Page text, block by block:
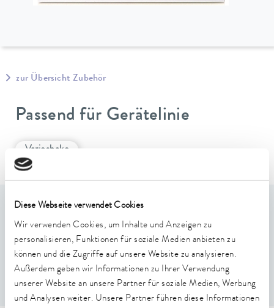
Diese Webseite verwendet Cookies
Wir verwenden Cookies, um Inhalte und Anzeigen zu
personalisieren, Funktionen für soziale Medien anbieten zu
können und die Zugriffe auf unsere Website zu analysieren.
Außerdem geben wir Informationen zu Ihrer Verwendung
unserer Website an unsere Partner für soziale Medien, Werbung
und Analysen weiter. Unsere Partner führen diese Informationen
zur Übersicht Zubehör
Passend für Gerätelinie
Varioshake
Aus Naturkautschuk, schwarz
Für langsames Bewegen von z.B. Nährlösungen in
Petrischalen, Kulturflaschen, etc.